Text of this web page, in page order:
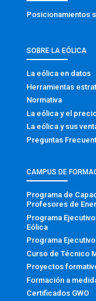
Posicionamientos
SOBRE LA EÓLICA
La eólica en datos
Herramientas
Normativa
La eólica y el
La eólica y sus
Preguntas
CAMPUS DE
Programa de
Profesores de
Programa
Eólica
Programa
Curso de Técnico
Proyectos
Formación a
Certificados GWO